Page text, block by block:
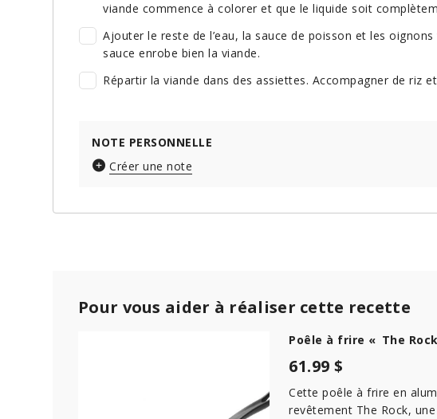
viande commence à colorer et que le liquide soit
Ajouter le reste de l’eau, la sauce de poisson et les
sauce enrobe bien la viande.
Répartir la viande dans des assiettes. Accompagner de riz
NOTE PERSONNELLE
Créer une note
Pour vous aider à réaliser cette recette
Poêle à frire « The
61.99 $
Cette poêle à frire en
revêtement The Rock,